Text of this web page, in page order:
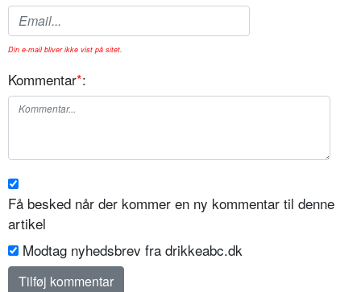
Din e-mail bliver ikke vist på sitet.
Kommentar*:
Få besked når der kommer en ny kommentar til denne
artikel
Modtag nyhedsbrev fra drikkeabc.dk